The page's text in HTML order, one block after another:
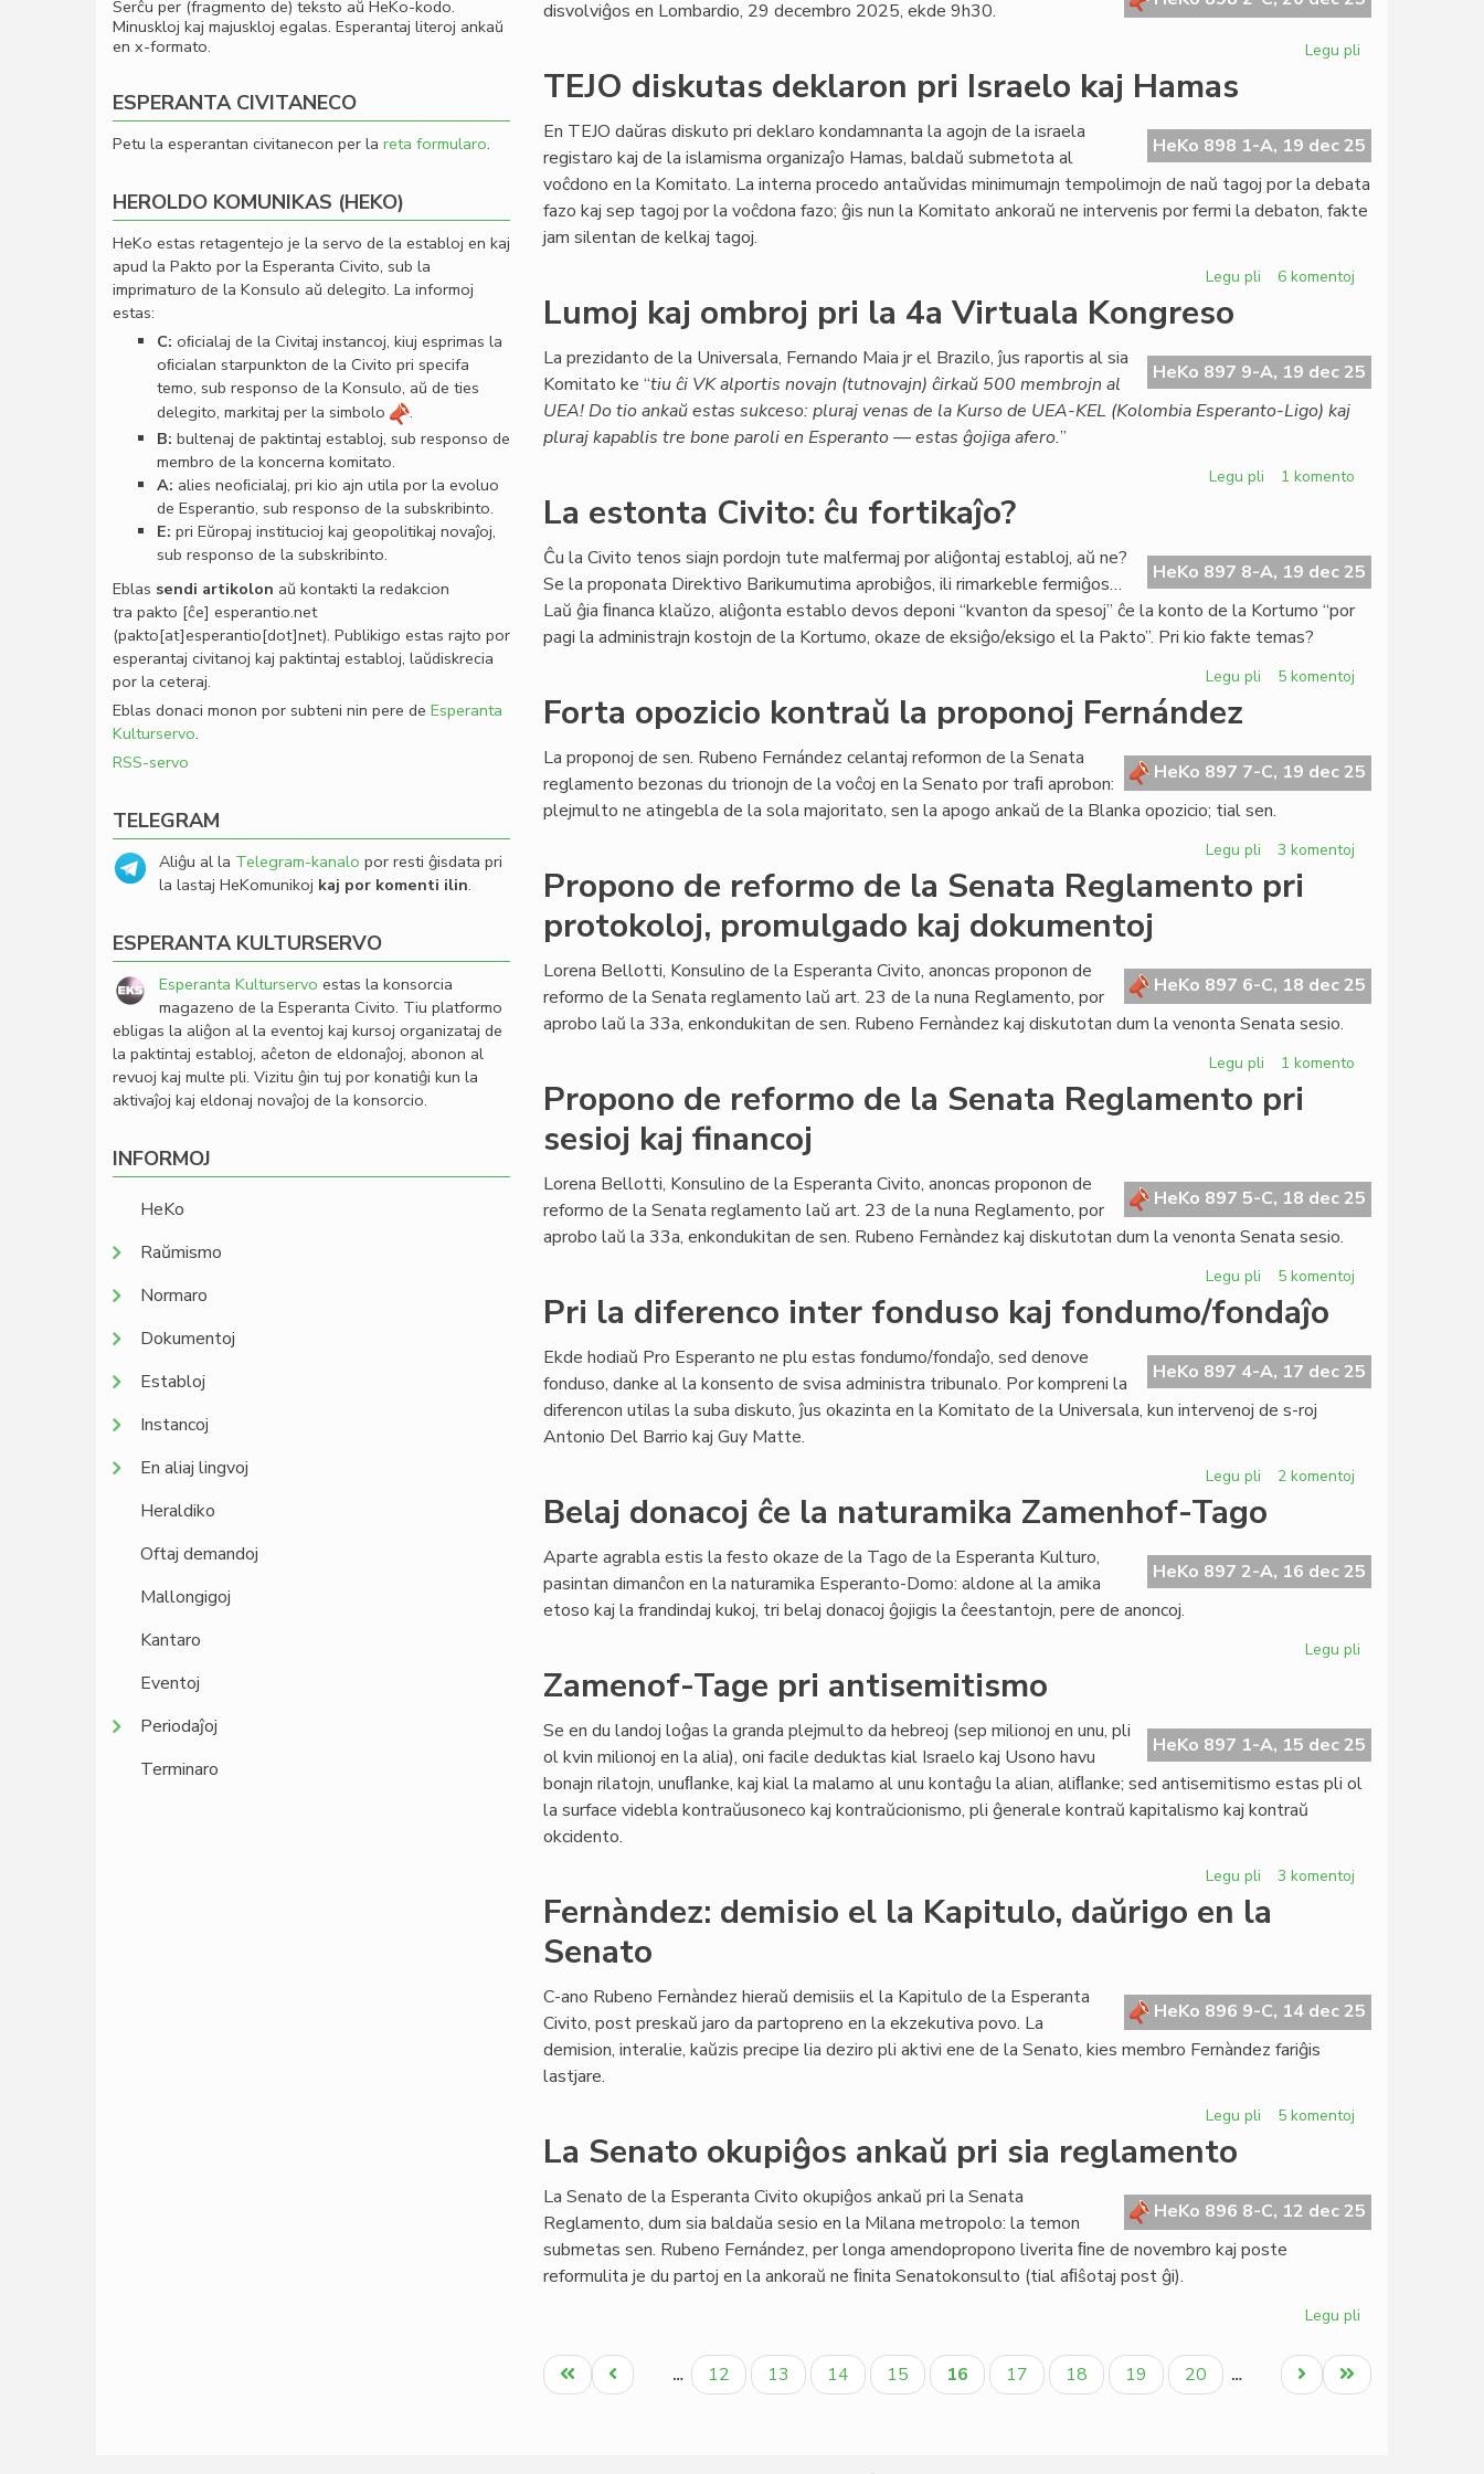
disvolviĝos en Lombardio, 29 decembro 2025, ekde 9h30.
Legu pli
Foruma
sesio,
29
decembro
TEJO diskutas deklaron pri Israelo kaj Hamas
HeKo 898 1-A, 19 dec 25
En TEJO daŭras diskuto pri deklaro kondamnanta la agojn de la israela
registaro kaj de la islamisma organizaĵo Hamas, baldaŭ submetota al
voĉdono en la Komitato. La interna procedo antaŭvidas minimumajn tempolimojn de naŭ tagoj por la debata
fazo kaj sep tagoj por la voĉdona fazo; ĝis nun la Komitato ankoraŭ ne intervenis por fermi la debaton, fakte
jam silentan de kelkaj tagoj.
Legu pli pri
pri
Israelo
kaj
6 komentoj
Lumoj kaj ombroj pri la 4a Virtuala Kongreso
HeKo 897 9-A, 19 dec 25
La prezidanto de la Universala, Fernando Maia jr el Brazilo, ĵus raportis al sia
Komitato ke “tiu ĉi VK alportis novajn (tutnovajn) ĉirkaŭ 500 membrojn al
UEA! Do tio ankaŭ estas sukceso: pluraj venas de la Kurso de UEA-KEL (Kolombia Esperanto-Ligo) kaj
pluraj kapablis tre bone paroli en Esperanto — estas ĝojiga afero.”
Legu pli
pri
la
4a
Virtuala
1 komento
La estonta Civito: ĉu fortikaĵo?
HeKo 897 8-A, 19 dec 25
Ĉu la Civito tenos siajn pordojn tute malfermaj por aliĝontaj establoj, aŭ ne?
Se la proponata Direktivo Barikumutima aprobiĝos, ili rimarkeble fermiĝos…
Laŭ ĝia ﬁnanca klaŭzo, aliĝonta establo devos deponi “kvanton da spesoj” ĉe la konto de la Kortumo “por
pagi la administrajn kostojn de la Kortumo, okaze de eksiĝo/eksigo el la Pakto”. Pri kio fakte temas?
Legu pli
ĉu
fortikaĵo?
5 komentoj
Forta opozicio kontraŭ la proponoj Fernández
HeKo 897 7-C, 19 dec 25
La proponoj de sen. Rubeno Fernández celantaj reformon de la Senata
reglamento bezonas du trionojn de la voĉoj en la Senato por traﬁ aprobon:
plejmulto ne atingebla de la sola majoritato, sen la apogo ankaŭ de la Blanka opozicio; tial sen.
Legu pli pri
opozicio
proponoj
Fernández
3 komentoj
Propono de reformo de la Senata Reglamento pri
protokoloj, promulgado kaj dokumentoj
HeKo 897 6-C, 18 dec 25
Lorena Bellotti, Konsulino de la Esperanta Civito, anoncas proponon de
reformo de la Senata reglamento laŭ art. 23 de la nuna Reglamento, por
aprobo laŭ la 33a, enkondukitan de sen. Rubeno Fernàndez kaj diskutotan dum la venonta Senata sesio.
Legu pli
Propono
de
la
Senata
Reglamento
pri
protokoloj,
promulgado
kaj
1 komento
Propono de reformo de la Senata Reglamento pri
sesioj kaj financoj
HeKo 897 5-C, 18 dec 25
Lorena Bellotti, Konsulino de la Esperanta Civito, anoncas proponon de
reformo de la Senata reglamento laŭ art. 23 de la nuna Reglamento, por
aprobo laŭ la 33a, enkondukitan de sen. Rubeno Fernàndez kaj diskutotan dum la venonta Senata sesio.
Legu pli
Propono
de
de
la
Senata
sesioj
kaj
5 komentoj
Pri la diferenco inter fonduso kaj fondumo/fondaĵo
HeKo 897 4-A, 17 dec 25
Ekde hodiaŭ Pro Esperanto ne plu estas fondumo/fondaĵo, sed denove
fonduso, danke al la konsento de svisa administra tribunalo. Por kompreni la
diferencon utilas la suba diskuto, ĵus okazinta en la Komitato de la Universala, kun intervenoj de s-roj
Antonio Del Barrio kaj Guy Matte.
Legu pli
la
inter
fonduso
fondumo/fondaĵo
2 komentoj
Belaj donacoj ĉe la naturamika Zamenhof-Tago
HeKo 897 2-A, 16 dec 25
Aparte agrabla estis la festo okaze de la Tago de la Esperanta Kulturo,
pasintan dimanĉon en la naturamika Esperanto-Domo: aldone al la amika
etoso kaj la frandindaj kukoj, tri belaj donacoj ĝojigis la ĉeestantojn, pere de anoncoj.
Legu pli
la
naturamika
Zamenhof-
Zamenof-Tage pri antisemitismo
HeKo 897 1-A, 15 dec 25
Se en du landoj loĝas la granda plejmulto da hebreoj (sep milionoj en unu, pli
ol kvin milionoj en la alia), oni facile deduktas kial Israelo kaj Usono havu
bonajn rilatojn, unuﬂanke, kaj kial la malamo al unu kontaĝu la alian, aliﬂanke; sed antisemitismo estas pli ol
la surface videbla kontraŭusoneco kaj kontraŭcionismo, pli ĝenerale kontraŭ kapitalismo kaj kontraŭ
okcidento.
Legu pli pri
Tage
3 komentoj
Fernàndez: demisio el la Kapitulo, daŭrigo en la
Senato
HeKo 896 9-C, 14 dec 25
C-ano Rubeno Fernàndez hieraŭ demisiis el la Kapitulo de la Esperanta
Civito, post preskaŭ jaro da partopreno en la ekzekutiva povo. La
demision, interalie, kaŭzis precipe lia deziro pli aktivi ene de la Senato, kies membro Fernàndez fariĝis
lastjare.
Legu pli
la
Kapitulo,
daŭrigo
Senato
5 komentoj
La Senato okupiĝos ankaŭ pri sia reglamento
HeKo 896 8-C, 12 dec 25
La Senato de la Esperanta Civito okupiĝos ankaŭ pri la Senata
Reglamento, dum sia baldaŭa sesio en la Milana metropolo: la temon
submetas sen. Rubeno Fernández, per longa amendopropono liverita ﬁne de novembro kaj poste
reformulita je du partoj en la ankoraŭ ne ﬁnita Senatokonsulto (tial aﬁŝotaj post ĝi).
Legu pli
Senato
okupiĝos
Pagination
Unua
paĝo
Antaŭa
paĝo
… Paĝo
12 Paĝo
13 Paĝo
14 Paĝo
15
Aktuala
paĝo
16 Paĝo
17 Paĝo
18 Paĝo
19 Paĝo
20 …
Last
page
Next
page
Serĉu per (fragmento de) teksto aŭ HeKo-kodo.
Minuskloj kaj majuskloj egalas. Esperantaj literoj ankaŭ
en x-formato.
ESPERANTA CIVITANECO
Petu la esperantan civitanecon per la reta formularo.
HEROLDO KOMUNIKAS (HEKO)
HeKo estas retagentejo je la servo de la establoj en kaj
apud la Pakto por la Esperanta Civito, sub la
imprimaturo de la Konsulo aŭ delegito. La informoj
estas:
C: oﬁcialaj de la Civitaj instancoj, kiuj esprimas la
oﬁcialan starpunkton de la Civito pri specifa
temo, sub responso de la Konsulo, aŭ de ties
delegito, markitaj per la simbolo
.
B: bultenaj de paktintaj establoj, sub responso de
membro de la koncerna komitato.
A: alies neoﬁcialaj, pri kio ajn utila por la evoluo
de Esperantio, sub responso de la subskribinto.
E: pri Eŭropaj institucioj kaj geopolitikaj novaĵoj,
sub responso de la subskribinto.
Eblas sendi artikolon aŭ kontakti la redakcion
tra pakto [ĉe] esperantio.net
(pakto[at]esperantio[dot]net). Publikigo estas rajto por
esperantaj civitanoj kaj paktintaj establoj, laŭdiskrecia
por la ceteraj.
Eblas donaci monon por subteni nin pere de Esperanta
Kulturservo.
RSS-servo
TELEGRAM
Aliĝu al la Telegram-kanalo por resti ĝisdata pri
la lastaj HeKomunikoj kaj por komenti ilin.
ESPERANTA KULTURSERVO
Esperanta Kulturservo estas la konsorcia
magazeno de la Esperanta Civito. Tiu platformo
ebligas la aliĝon al la eventoj kaj kursoj organizataj de
la paktintaj establoj, aĉeton de eldonaĵoj, abonon al
revuoj kaj multe pli. Vizitu ĝin tuj por konatiĝi kun la
aktivaĵoj kaj eldonaj novaĵoj de la konsorcio.
INFORMOJ
HeKo
Raŭmismo
Normaro
Dokumentoj
Establoj
Instancoj
En aliaj lingvoj
Heraldiko
Oftaj demandoj
Mallongigoj
Kantaro
Eventoj
Periodaĵoj
Terminaro